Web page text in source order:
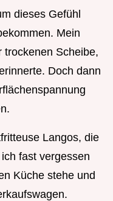
dieses Gefühl
Mein
trockenen Scheibe,
Doch dann
Langos, die
fast vergessen
Küche stehe und